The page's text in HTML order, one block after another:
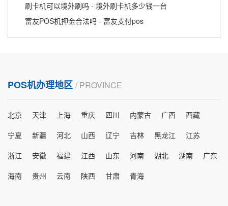
刷卡机可以境外刷吗 - 境外刷卡机多少钱一台
富友POS机押金合法吗 - 富友支付pos
POS机办理地区 / PROVINCE
北京 天津 上海 重庆 四川 内蒙古 广西
西藏
宁夏
新疆 河北 山西 辽宁 吉林 黑龙江
江苏
浙江
安徽 福建 江西 山东 河南 湖北 湖南
广东
海南
贵州 云南 陕西 甘肃 青海